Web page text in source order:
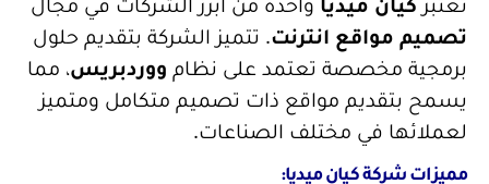
تصميم مواقع انترنت. تتميز الشركة بتقديم حلول
برمجية مخصصة تعتمد على نظام ووردبريس، مما
يسمح بتقديم مواقع ذات تصميم متكامل ومتميز
لعملائها في مختلف الصناعات.
مميزات شركة كيان ميديا: